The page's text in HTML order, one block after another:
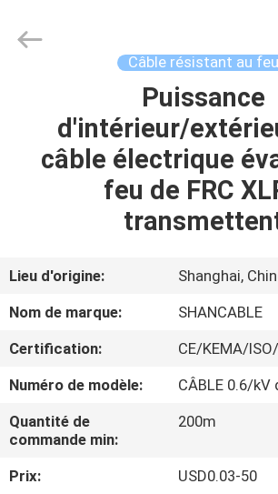
PRODUITS
VR
SHOW
A
PROPOS
DE
NOUS
Cable
(Group)
Câble résistant au feu
Puissance
d'intérieur/
câble électrique
feu de FRC
Lieu d'origine:
Shanghai,
Nom de marque:
SHANCABLE
Certification:
CE/KEMA/
Numéro de modèle:
CÂBLE 0.6/kV
Quantité de
commande min:
200m
Prix:
USD0.03-50